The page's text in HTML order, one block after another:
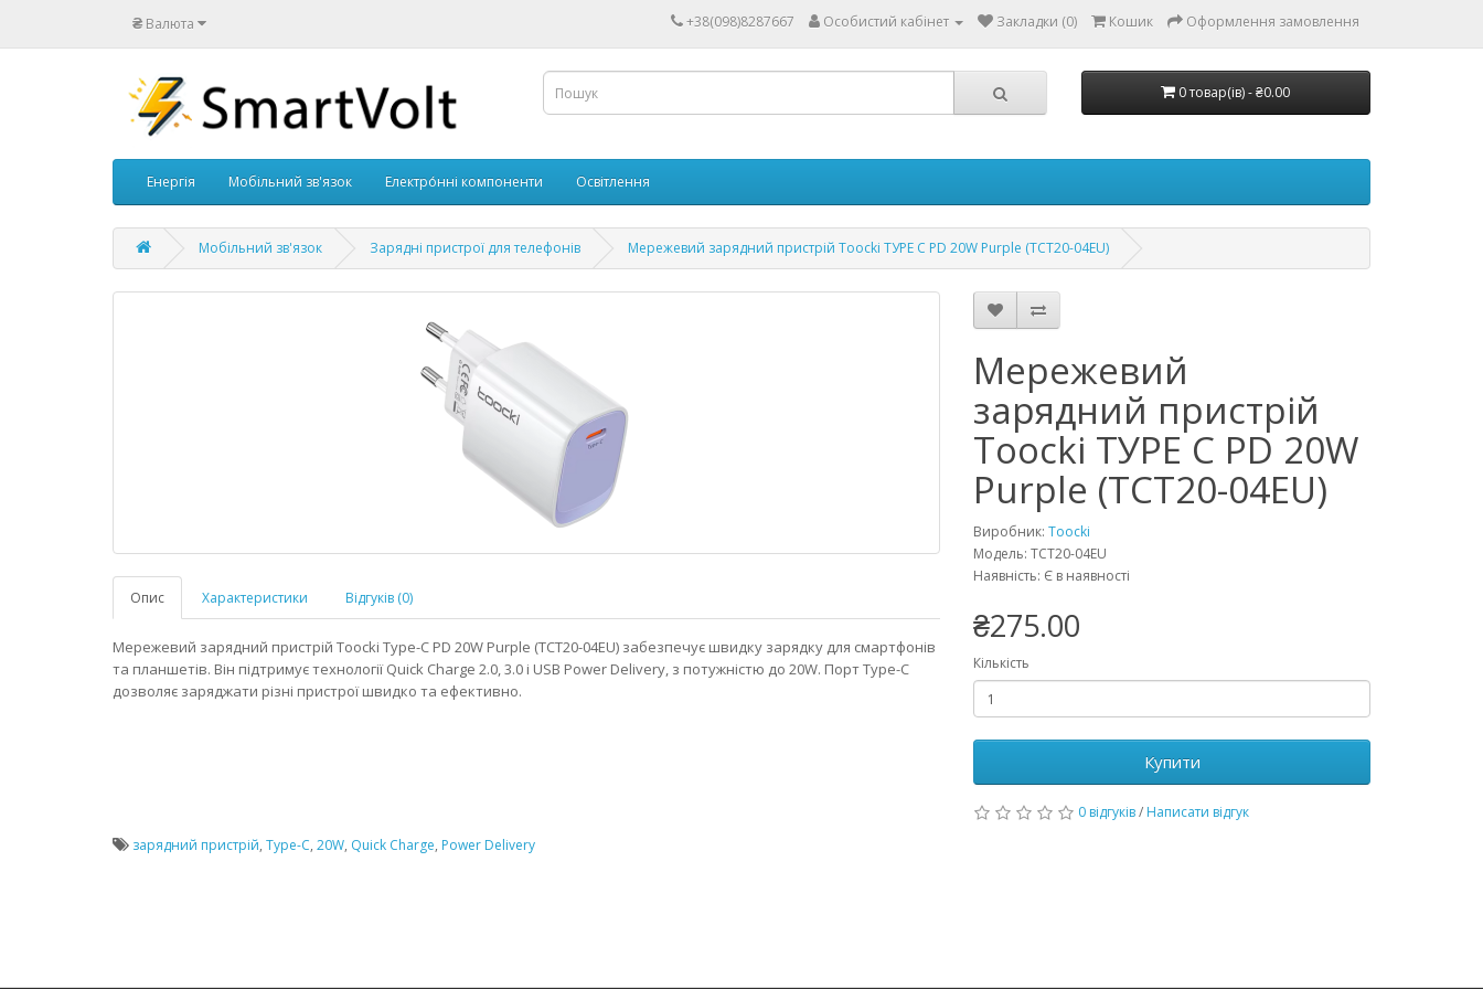
₴ Валюта +38(098)8287667 Особистий кабінет Закладки (0) Кошик Оформлення замовлення
0 товар(ів) - ₴0.00
Енергія Мобільний зв'язок Електро́нні компоненти Освітлення
Мобільний зв'язок Зарядні пристрої для телефонів Мережевий зарядний пристрій Toocki ТУРЕ С PD 20W Purple (TCT20-04EU)
Опис Характеристики Відгуків (0)
Мережевий зарядний пристрій Toocki Type-C PD 20W Purple (TCT20-04EU) забезпечує швидку зарядку для смартфонів
та планшетів. Він підтримує технології Quick Charge 2.0, 3.0 і USB Power Delivery, з потужністю до 20W. Порт Type-C
дозволяє заряджати різні пристрої швидко та ефективно.
Мережевий
зарядний пристрій
Toocki ТУРЕ С PD 20W
Purple (TCT20-04EU)
Виробник: Toocki
Модель: TCT20-04EU
Наявність: Є в наявності
₴275.00
Кількість
Купити
0 відгуків/ Написати відгук
зарядний пристрій, Type-C, 20W, Quick Charge, Power Delivery